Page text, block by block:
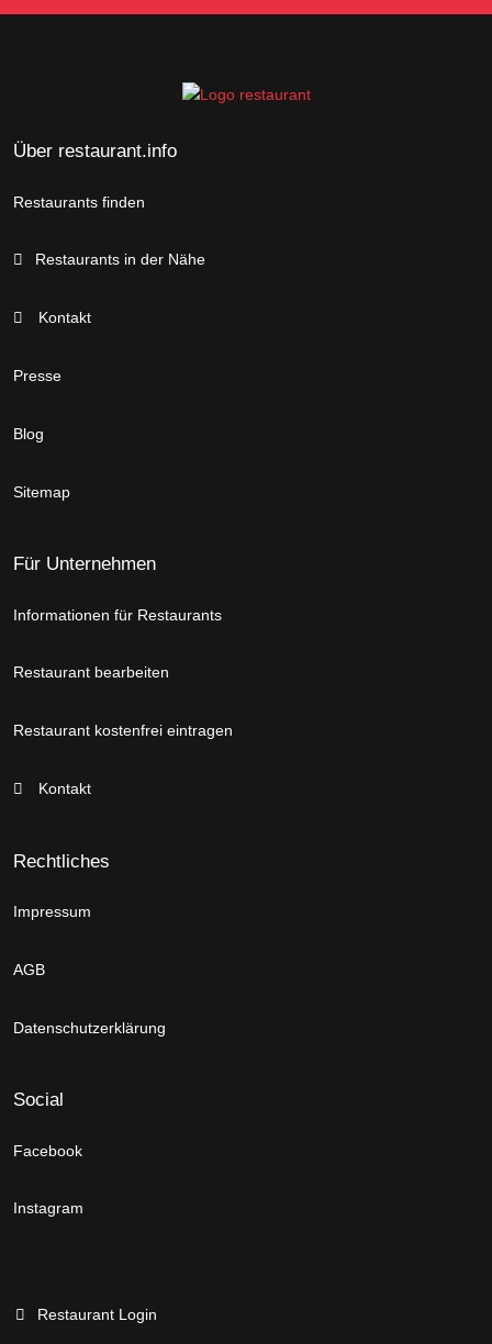
Über restaurant.info
Restaurants finden
Restaurants in der Nähe
Kontakt
Presse
Blog
Sitemap
Für Unternehmen
Informationen für Restaurants
Restaurant bearbeiten
Restaurant kostenfrei eintragen
Kontakt
Rechtliches
Impressum
AGB
Datenschutzerklärung
Social
Facebook
Instagram
Restaurant Login